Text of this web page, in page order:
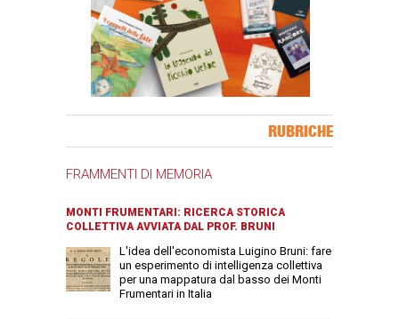
RUBRICHE
FRAMMENTI DI MEMORIA
MONTI FRUMENTARI: RICERCA STORICA
COLLETTIVA AVVIATA DAL PROF. BRUNI
L'idea dell'economista Luigino Bruni: fare
un esperimento di intelligenza collettiva
per una mappatura dal basso dei Monti
Frumentari in Italia